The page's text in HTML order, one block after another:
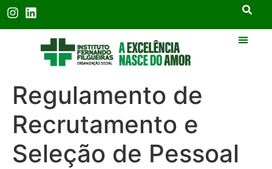
Regulamento de
Recrutamento e
Seleção de Pessoal